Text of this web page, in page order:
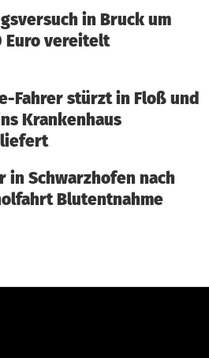
in Bruck um
Euro vereitelt
Fahrer stürzt in Floß und
Krankenhaus
in Schwarzhofen nach
Blutentnahme